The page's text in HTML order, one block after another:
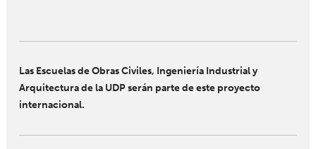
Las Escuelas de Obras Civiles, Ingeniería Industrial y
Arquitectura de la UDP serán parte de este proyecto
internacional.